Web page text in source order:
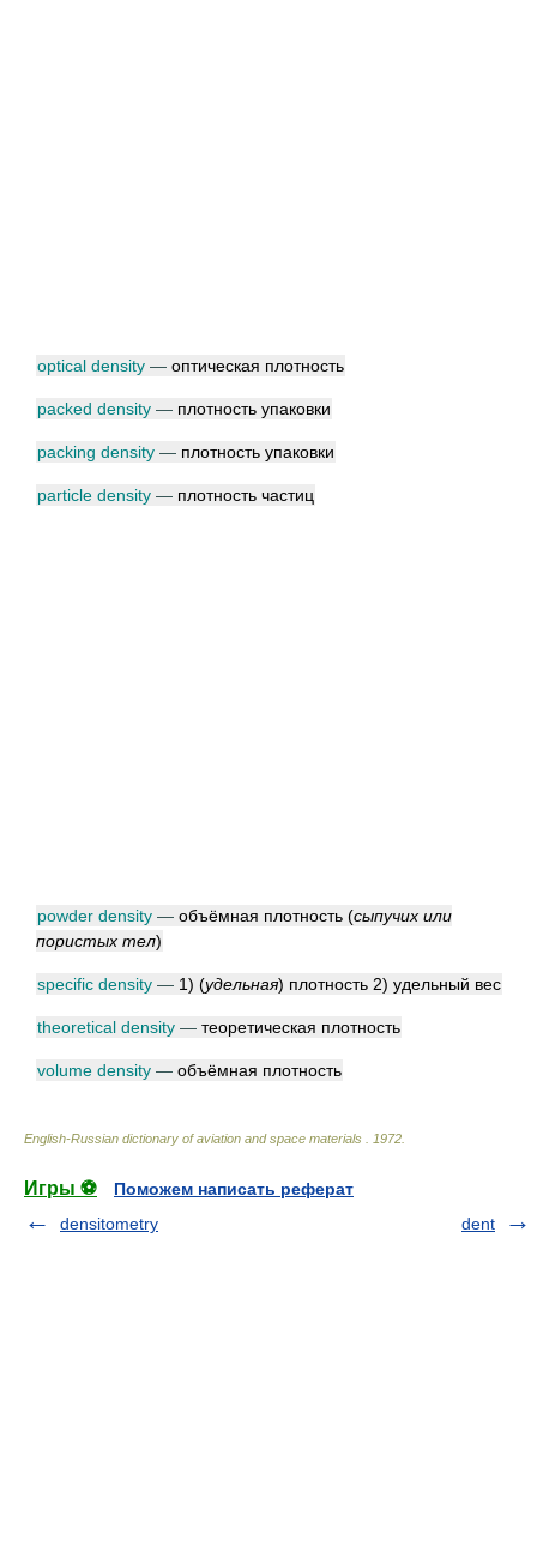
optical density — оптическая плотность
packed density — плотность упаковки
packing density — плотность упаковки
particle density — плотность частиц
powder density — объёмная плотность (сыпучих или
пористых тел)
specific density — 1) (удельная) плотность 2) удельный вес
theoretical density — теоретическая плотность
volume density — объёмная плотность
English-Russian dictionary of aviation and space materials 1972
Игры ⚽
Поможем написать реферат
densitometry
dent